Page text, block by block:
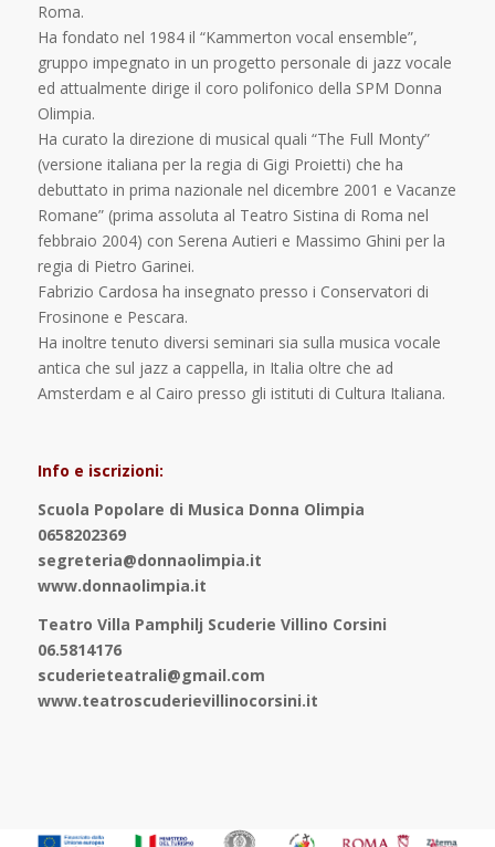
Roma.
Ha fondato nel 1984 il “Kammerton vocal ensemble”,
gruppo impegnato in un progetto personale di jazz vocale
ed attualmente dirige il coro polifonico della SPM Donna
Olimpia.
Ha curato la direzione di musical quali “The Full Monty”
(versione italiana per la regia di Gigi Proietti) che ha
debuttato in prima nazionale nel dicembre 2001 e Vacanze
Romane” (prima assoluta al Teatro Sistina di Roma nel
febbraio 2004) con Serena Autieri e Massimo Ghini per la
regia di Pietro Garinei.
Fabrizio Cardosa ha insegnato presso i Conservatori di
Frosinone e Pescara.
Ha inoltre tenuto diversi seminari sia sulla musica vocale
antica che sul jazz a cappella, in Italia oltre che ad
Amsterdam e al Cairo presso gli istituti di Cultura Italiana.
Info e iscrizioni:
Scuola Popolare di Musica Donna Olimpia
0658202369
segreteria@donnaolimpia.it
www.donnaolimpia.it
Teatro Villa Pamphilj Scuderie Villino Corsini
06.5814176
scuderieteatrali@gmail.com
www.teatroscuderievillinocorsini.it